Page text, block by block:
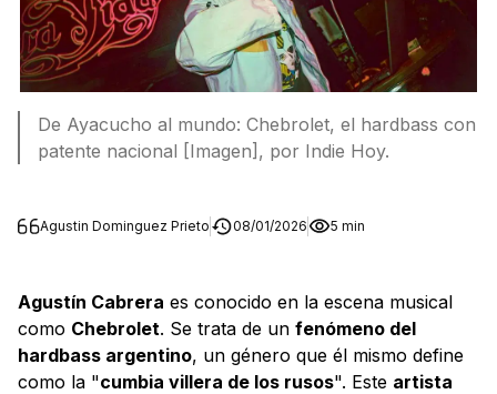
De Ayacucho al mundo: Chebrolet, el hardbass con
patente nacional [Imagen], por Indie Hoy.
Agustin Dominguez Prieto 08/01/2026 5 min
Agustín Cabrera es conocido en la escena musical
como Chebrolet. Se trata de un fenómeno del
hardbass argentino, un género que él mismo define
como la "cumbia villera de los rusos". Este artista